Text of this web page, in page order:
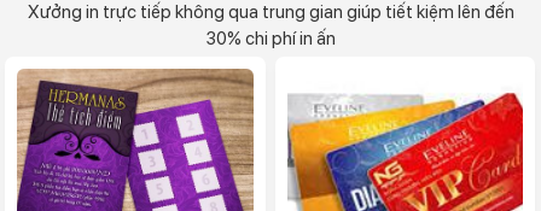
Xưởng in trực tiếp không qua trung gian giúp tiết kiệm lên đến
30% chi phí in ấn